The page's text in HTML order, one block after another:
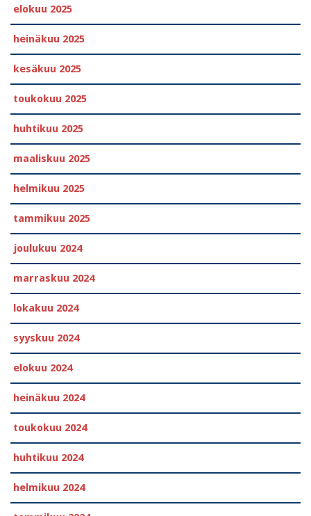
elokuu 2025
heinäkuu 2025
kesäkuu 2025
toukokuu 2025
huhtikuu 2025
maaliskuu 2025
helmikuu 2025
tammikuu 2025
joulukuu 2024
marraskuu 2024
lokakuu 2024
syyskuu 2024
elokuu 2024
heinäkuu 2024
toukokuu 2024
huhtikuu 2024
helmikuu 2024